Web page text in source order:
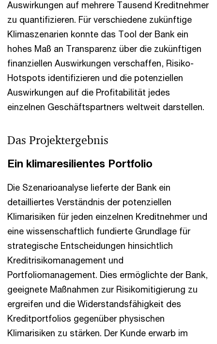
Auswirkungen auf mehrere Tausend Kreditnehmer
zu quantifizieren. Für verschiedene zukünftige
Klimaszenarien konnte das Tool der Bank ein
hohes Maß an Transparenz über die zukünftigen
finanziellen Auswirkungen verschaffen, Risiko-
Hotspots identifizieren und die potenziellen
Auswirkungen auf die Profitabilität jedes
einzelnen Geschäftspartners weltweit darstellen.
Das Projektergebnis
Ein klimaresilientes Portfolio
Die Szenarioanalyse lieferte der Bank ein
detailliertes Verständnis der potenziellen
Klimarisiken für jeden einzelnen Kreditnehmer und
eine wissenschaftlich fundierte Grundlage für
strategische Entscheidungen hinsichtlich
Kreditrisikomanagement und
Portfoliomanagement. Dies ermöglichte der Bank,
geeignete Maßnahmen zur Risikomitigierung zu
ergreifen und die Widerstandsfähigkeit des
Kreditportfolios gegenüber physischen
Klimarisiken zu stärken. Der Kunde erwarb im